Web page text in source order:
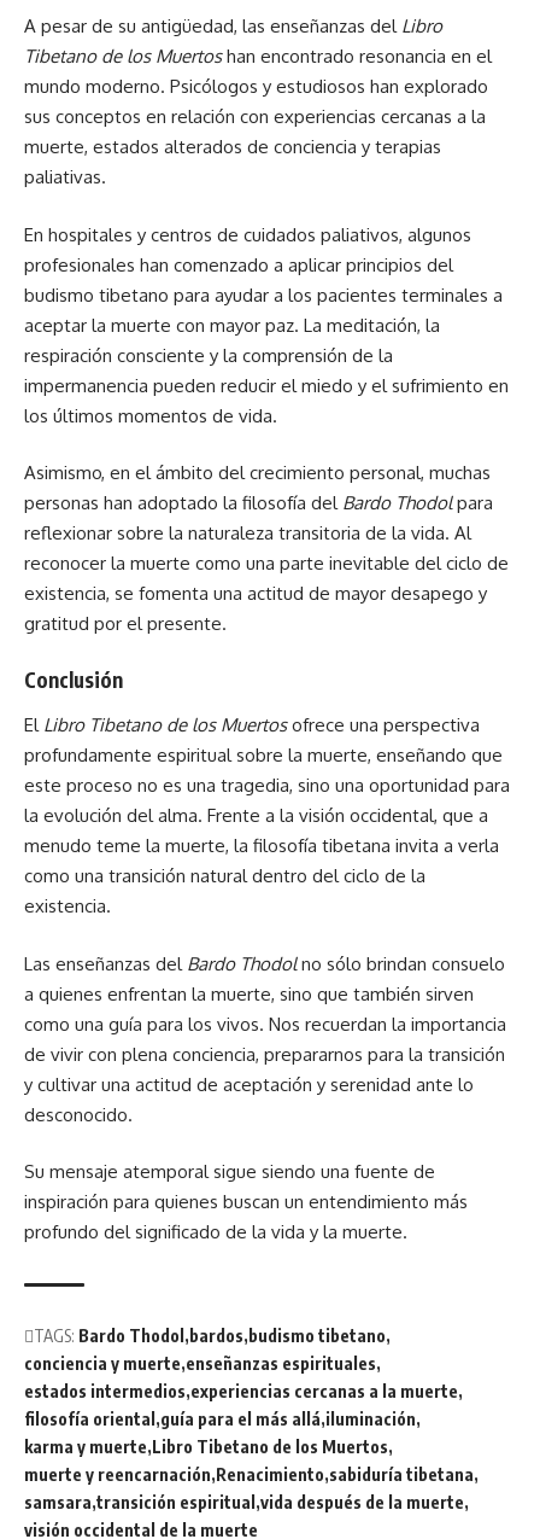
A pesar de su antigüedad, las enseñanzas del Libro
Tibetano de los Muertoshan encontrado resonancia en el
mundo moderno. Psicólogos y estudiosos han explorado
sus conceptos en relación con experiencias cercanas a la
muerte, estados alterados de conciencia y terapias
paliativas.
En hospitales y centros de cuidados paliativos, algunos
profesionales han comenzado a aplicar principios del
budismo tibetano para ayudar a los pacientes terminales a
aceptar la muerte con mayor paz. La meditación, la
respiración consciente y la comprensión de la
impermanencia pueden reducir el miedo y el sufrimiento en
los últimos momentos de vida.
Asimismo, en el ámbito del crecimiento personal, muchas
personas han adoptado la filosofía del Bardo Thodolpara
reflexionar sobre la naturaleza transitoria de la vida. Al
reconocer la muerte como una parte inevitable del ciclo de
existencia, se fomenta una actitud de mayor desapego y
gratitud por el presente.
Conclusión
El Libro Tibetano de los Muertosofrece una perspectiva
profundamente espiritual sobre la muerte, enseñando que
este proceso no es una tragedia, sino una oportunidad para
la evolución del alma. Frente a la visión occidental, que a
menudo teme la muerte, la filosofía tibetana invita a verla
como una transición natural dentro del ciclo de la
existencia.
Las enseñanzas del Bardo Thodolno sólo brindan consuelo
a quienes enfrentan la muerte, sino que también sirven
como una guía para los vivos. Nos recuerdan la importancia
de vivir con plena conciencia, prepararnos para la transición
y cultivar una actitud de aceptación y serenidad ante lo
desconocido.
Su mensaje atemporal sigue siendo una fuente de
inspiración para quienes buscan un entendimiento más
profundo del significado de la vida y la muerte.
TAGS: Bardo Thodol bardos budismo tibetano
conciencia y muerte enseñanzas espirituales
estados intermedios experiencias cercanas a la muerte
filosofía oriental guía para el más allá iluminación
karma y muerte Libro Tibetano de los Muertos
muerte y reencarnación Renacimiento sabiduría tibetana
samsara transición espiritual vida después de la muerte
visión occidental de la muerte